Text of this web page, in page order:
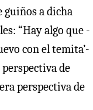
a dicha
“Hay algo que -
con el temita’-
de
perspectiva de